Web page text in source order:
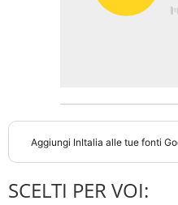
Aggiungi InItalia alle tue fonti
SCELTI PER VOI: